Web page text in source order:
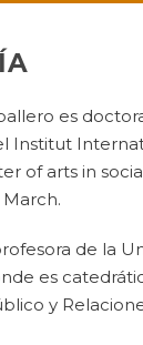
es
Institut
of arts in
de la
es
y